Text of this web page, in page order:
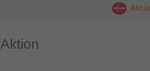
Aktion